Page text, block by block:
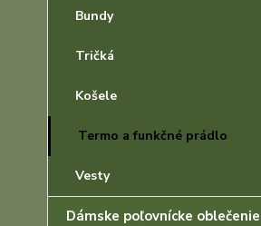
Bundy
Tričká
Košele
Termo a funkčné prádlo
Vesty
Dámske poľovnícke oblečenie